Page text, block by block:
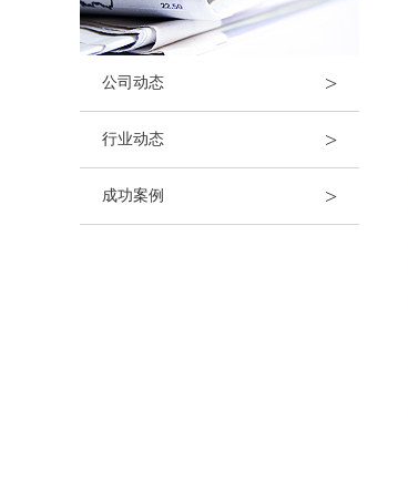
公司动态 >
行业动态 >
成功案例 >